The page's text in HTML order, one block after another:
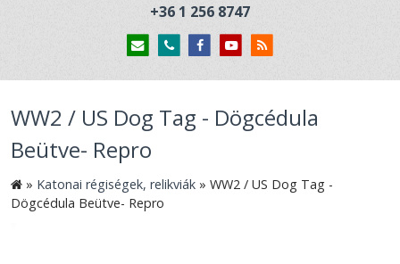
+36 1 256 8747
WW2 / US Dog Tag - Dögcédula
Beütve- Repro
» Katonai régiségek, relikviák » WW2 / US Dog Tag -
Dögcédula Beütve- Repro